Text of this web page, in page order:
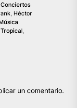
Conciertos
Héctor
un comentario.